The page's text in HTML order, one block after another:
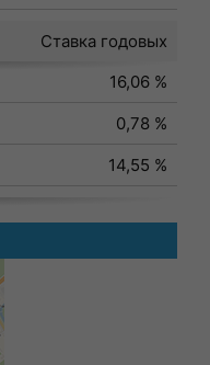
Ставка годовых
16,06 %
0,78 %
14,55 %